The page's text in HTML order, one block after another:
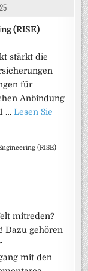
(RISE)
stärkt die
für
Anbindung
…Lesen Sie
(RISE)
mitreden?
Dazu gehören
mit den